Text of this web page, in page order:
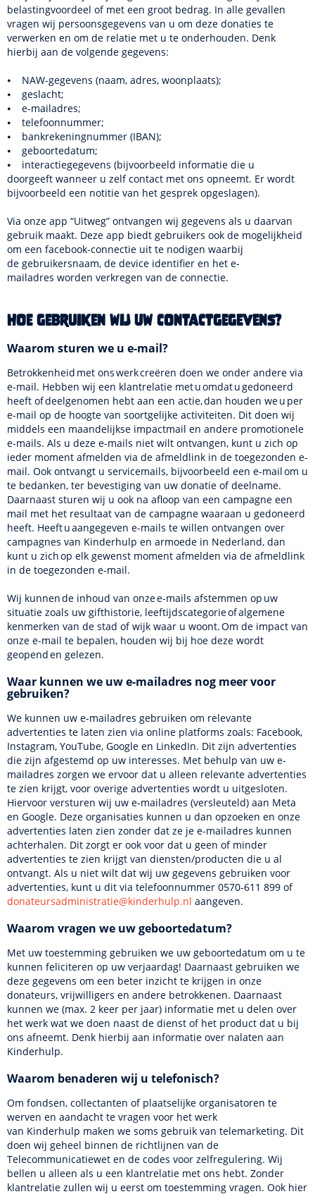
belastingvoordeel of met een groot bedrag. In alle gevallen
vragen wij persoonsgegevens van u om deze donaties te
verwerken en om de relatie met u te onderhouden. Denk
hierbij aan de volgende gegevens:
⦁ NAW-gegevens (naam, adres, woonplaats);
⦁ geslacht;
⦁ e-mailadres;
⦁ telefoonnummer;
⦁ bankrekeningnummer (IBAN);
⦁ geboortedatum;
⦁ interactiegegevens (bijvoorbeeld informatie die u
doorgeeft wanneer u zelf contact met ons opneemt. Er wordt
bijvoorbeeld een notitie van het gesprek opgeslagen).
Via onze app “Uitweg” ontvangen wij gegevens als u daarvan
gebruik maakt. Deze app biedt gebruikers ook de mogelijkheid
om een facebook-connectie uit te nodigen waarbij
de gebruikersnaam, de device identifier en het e-
mailadres worden verkregen van de connectie.
Hoe gebruiken wij uw contactgegevens?
Waarom sturen we u e-mail?
Betrokkenheid met ons werk creëren doen we onder andere via
e-mail. Hebben wij een klantrelatie met u omdat u gedoneerd
heeft of deelgenomen hebt aan een actie, dan houden we u per
e-mail op de hoogte van soortgelijke activiteiten. Dit doen wij
middels een maandelijkse impactmail en andere promotionele
e-mails. Als u deze e-mails niet wilt ontvangen, kunt u zich op
ieder moment afmelden via de afmeldlink in de toegezonden e-
mail. Ook ontvangt u servicemails, bijvoorbeeld een e-mail om u
te bedanken, ter bevestiging van uw donatie of deelname.
Daarnaast sturen wij u ook na afloop van een campagne een
mail met het resultaat van de campagne waaraan u gedoneerd
heeft. Heeft u aangegeven e-mails te willen ontvangen over
campagnes van Kinderhulp en armoede in Nederland, dan
kunt u zich op elk gewenst moment afmelden via de afmeldlink
in de toegezonden e-mail.
Wij kunnen de inhoud van onze e-mails afstemmen op uw
situatie zoals uw gifthistorie, leeftijdscategorie of algemene
kenmerken van de stad of wijk waar u woont. Om de impact van
onze e-mail te bepalen, houden wij bij hoe deze wordt
geopend en gelezen.
Waar kunnen we uw e-mailadres nog meer voor
gebruiken?
We kunnen uw e-mailadres gebruiken om relevante
advertenties te laten zien via online platforms zoals: Facebook,
Instagram, YouTube, Google en LinkedIn. Dit zijn advertenties
die zijn afgestemd op uw interesses. Met behulp van uw e-
mailadres zorgen we ervoor dat u alleen relevante advertenties
te zien krijgt, voor overige advertenties wordt u uitgesloten.
Hiervoor versturen wij uw e-mailadres (versleuteld) aan Meta
en Google. Deze organisaties kunnen u dan opzoeken en onze
advertenties laten zien zonder dat ze je e-mailadres kunnen
achterhalen. Dit zorgt er ook voor dat u geen of minder
advertenties te zien krijgt van diensten/producten die u al
ontvangt. Als u niet wilt dat wij uw gegevens gebruiken voor
advertenties, kunt u dit via telefoonnummer 0570-611 899 of
donateursadministratie@kinderhulp.nl aangeven.
Waarom vragen we uw geboortedatum?
Met uw toestemming gebruiken we uw geboortedatum om u te
kunnen feliciteren op uw verjaardag! Daarnaast gebruiken we
deze gegevens om een beter inzicht te krijgen in onze
donateurs, vrijwilligers en andere betrokkenen. Daarnaast
kunnen we (max. 2 keer per jaar) informatie met u delen over
het werk wat we doen naast de dienst of het product dat u bij
ons afneemt. Denk hierbij aan informatie over nalaten aan
Kinderhulp.
Waarom benaderen wij u telefonisch?
Om fondsen, collectanten of plaatselijke organisatoren te
werven en aandacht te vragen voor het werk
van Kinderhulp maken we soms gebruik van telemarketing. Dit
doen wij geheel binnen de richtlijnen van de
Telecommunicatiewet en de codes voor zelfregulering. Wij
bellen u alleen als u een klantrelatie met ons hebt. Zonder
klantrelatie zullen wij u eerst om toestemming vragen. Ook hier